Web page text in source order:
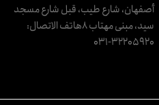
أصفهان، شارع طيب، قبل شارع مسجد
سيد، مبنى مهتاب 8هاتف الاتصال:
‎031-32205920